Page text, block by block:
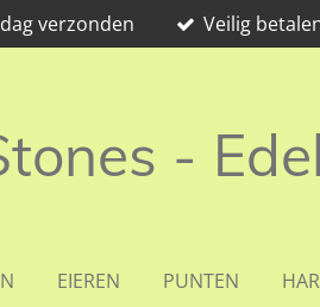
verzonden Veilig
-
EIEREN PUNTEN